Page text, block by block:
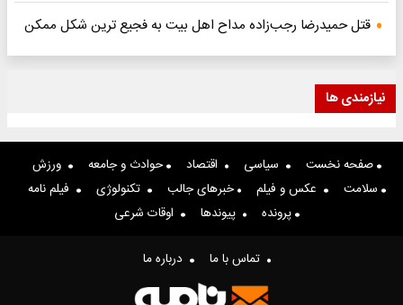
قتل حمیدرضا رجب‌زاده مداح اهل بیت به فجیع ترین شکل ممکن
نیازمندی ها
صفحه نخست سیاسی اقتصاد حوادث و جامعه
ورزش
سلامت
عکس و فیلم خبرهای جالب تکنولوژی
فیلم نامه
پرونده
پیوندها اوقات شرعی
تماس با ما درباره ما